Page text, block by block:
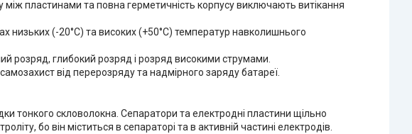
пластинами та повна герметичність корпусу виключають витікання
низьких (-20°С) та високих (+50°С) температур навколишнього
розряд, глибокий розряд і розряд високими струмами.
від перерозряду та надмірного заряду батареї.
тонкого скловолокна. Сепаратори та електродні пластини щільно
бо він міститься в сепараторі та в активній частині електродів.